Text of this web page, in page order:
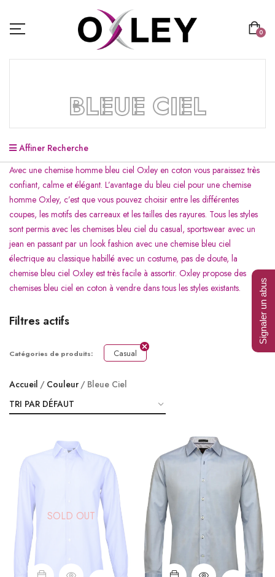
0
BLEUE CIEL
Affiner Recherche
Avec une chemise homme bleu ciel Oxley en coton vous paraissez très
confiant, calme et élégant. L’avantage du bleu ciel pour une chemise
homme Oxley, c’est que vous pouvez choisir entre les différentes
coupes, les motifs des carreaux et les tailles des rayures. Tous les styles
sont permis avec les chemises bleu ciel du casual, sportswear avec un
jean en passant par un look fashion avec une chemise bleu ciel
électrique au classique habillé avec un costume, pas de doute, la
chemise bleu ciel Oxley est très facile à assortir. Oxley propose des
chemises bleu ciel en coton à vendre dans tous les styles existants.
Filtres actifs
Catégories de produits: Casual
Accueil Couleur Bleue Ciel
SOLD OUT
Signaler un abus